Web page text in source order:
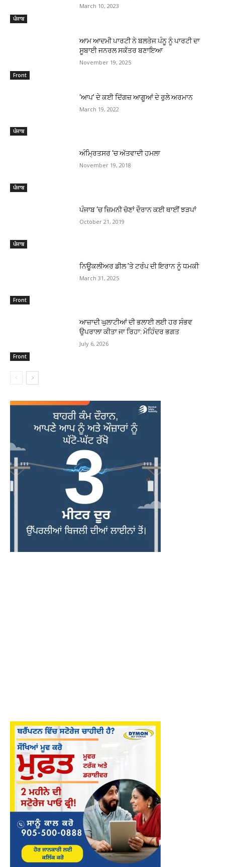
ਪੰਜਾਬ
March 10, 2023
Front
ਆਮ ਆਦਮੀ ਪਾਰਟੀ ਨੇ ਬਲਤੇਜ ਪੰਨੂ ਨੂੰ ਪਾਰਟੀ ਦਾ
ਸੂਬਾਈ ਜਨਰਲ ਸਕੱਤਰ ਬਣਾਇਆ
November 19, 2025
ਪੰਜਾਬ
‘ਆਪ’ ਦੇ ਕਈ ਦਿੱਗਜ਼ ਆਗੂਆਂ ਦੇ ਰੁਲੇ ਅਰਮਾਨ
March 19, 2022
ਪੰਜਾਬ
ਅੰਮ੍ਰਿਤਸਰ ‘ਚ ਅੱਤਵਾਦੀ ਹਮਲਾ
November 19, 2018
ਪੰਜਾਬ
ਪੰਜਾਬ ‘ਚ ਜ਼ਿਮਨੀ ਚੋਣਾਂ ਦੌਰਾਨ ਕਈ ਥਾਈਂ ਝੜਪਾਂ
October 21, 2019
Front
ਨਿਊਕਲੀਅਰ ਡੀਲ ’ਤੇ ਟਰੰਪ ਦੀ ਇਰਾਨ ਨੂੰ ਧਮਕੀ
March 31, 2025
Front
ਆਜ਼ਾਦੀ ਘੁਲਾਟੀਆਂ ਦੀ ਭਲਾਈ ਲਈ ਹਰ ਸੰਭਵ
ਉਪਰਾਲਾ ਕੀਤਾ ਜਾ ਰਿਹਾ: ਮੋਹਿੰਦਰ ਭਗਤ
July 6, 2026